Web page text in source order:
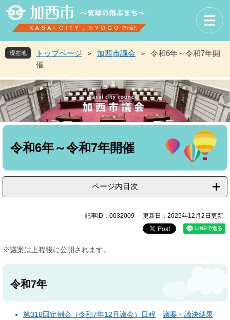
先
頭
す
。
を
飛
し
て
本
文
へ
現在地 トップページ > 加西市議会 >
令和6年～令和7年開
催
本
令和6年～令和7年開催
ページ内目次
記事ID：0032009 更新日：2025年12月2日更新
※議案は上程後に公開されます。
令和7年
第316回定例会（令和7年12月議会）日程
議案・議決結果